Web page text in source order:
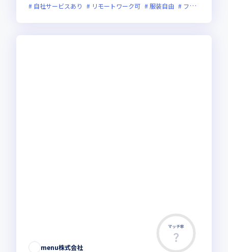
自社サービスあり
リモートワーク可 服装自由 フレックス制度あり
マッチ率
menu株式会社